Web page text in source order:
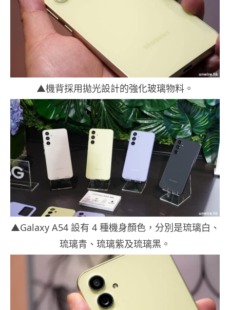
▲機背採用拋光設計的強化玻璃物料。
▲Galaxy A54 設有 4 種機身顏色，分別是琉璃白、
琉璃青、琉璃紫及琉璃黑。